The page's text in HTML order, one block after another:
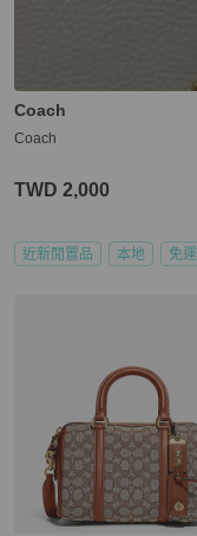
Coach
Coach
TWD 2,000
近新閒置品 本地 免運